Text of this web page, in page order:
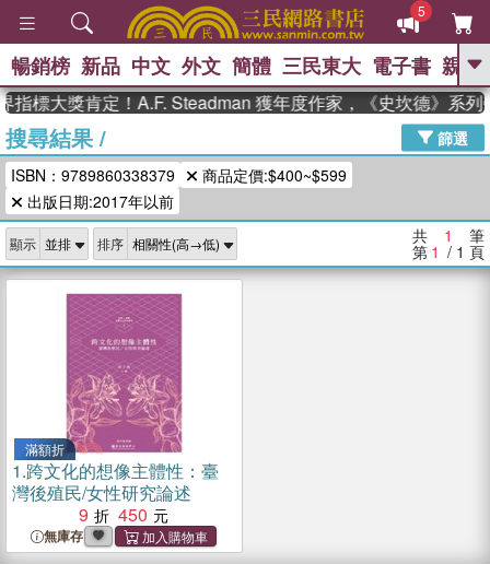
5
GO
高希均教授回憶錄
、 The Odyssey 、 父親節 、 如果歷
史是一群喵 、 暑期推薦
登輝時代 、 數學女孩：黎曼猜想 、
偉大的迷走神經
暢銷榜 新品 中文 外文 簡體 三民東大 電子書 親子
指標大獎肯定！A.F. Steadman 獲年度作家，《史坎德》系列
搜尋結果/
篩選
ISBN：9789860338379
商品定價:$400~$599
出版日期:2017年以前
顯示 排序 共 1 筆
第 1 / 1 頁
滿額折
1.跨文化的想像主體性：臺
灣後殖民/女性研究論述
9
450
無庫存